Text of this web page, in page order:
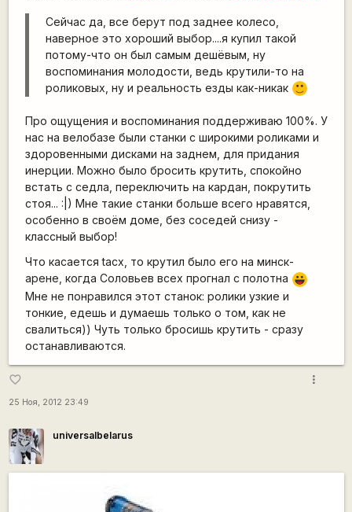
Сейчас да, все берут под заднее колесо,
наверное это хороший выбор....я купил такой
потому-что он был самым дешёвым, ну
воспоминания молодости, ведь крутили-то на
роликовых, ну и реальность езды как-никак :)
Про ощущения и воспоминания поддерживаю 100%. У
нас на велобазе были станки с широкими роликами и
здоровенными дисками на заднем, для придания
инерции. Можно было бросить крутить, спокойно
встать с седла, переключить на кардан, покрутить
стоя... :|) Мне такие станки больше всего нравятся,
особенно в своём доме, без соседей снизу -
классный выбор!
Что касается tacx, то крутил было его на минск-
арене, когда Соловьев всех прогнал с полотна |-))
Мне не понравился этот станок: ролики узкие и
тонкие, едешь и думаешь только о том, как не
свалиться)) Чуть только бросишь крутить - сразу
останавливаются.
favorite_border
25 Ноя, 2012 23:49
more_vert
universalbelarus